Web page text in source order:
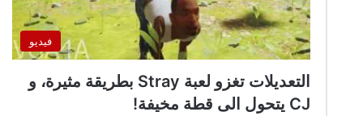
فيديو
التعديلات تغزو لعبة Stray بطريقة مثيرة، و
CJ يتحول الى قطة مخيفة!